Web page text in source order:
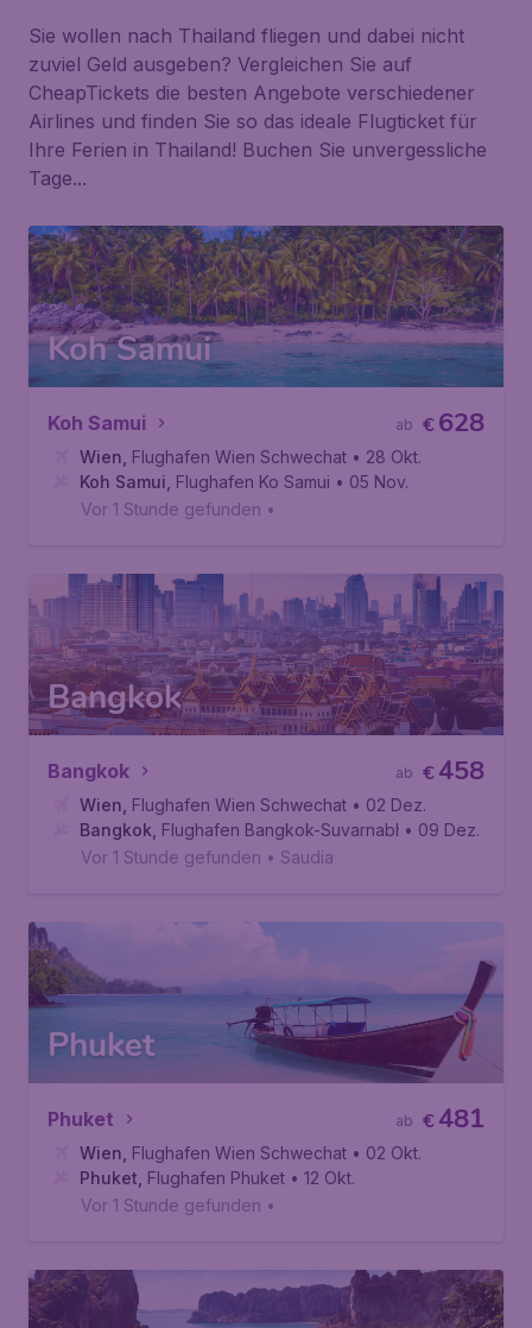
Sie wollen nach Thailand fliegen und dabei nicht
zuviel Geld ausgeben? Vergleichen Sie auf
CheapTickets die besten Angebote verschiedener
Airlines und finden Sie so das ideale Flugticket für
Ihre Ferien in Thailand! Buchen Sie unvergessliche
Tage...
Koh Samui
Koh Samui €628
ab
Wien Flughafen Wien Schwechat • 28 Okt.
Koh Samui Flughafen Ko Samui • 05 Nov.
Vor 1 Stunde gefunden •
Bangkok
Bangkok €458
ab
Wien Flughafen Wien Schwechat • 02 Dez.
Bangkok Flughafen Bangkok-Suvarnabhumi• 09 Dez.
Vor 1 Stunde gefunden • Saudia
Phuket
Phuket €481
ab
Wien Flughafen Wien Schwechat • 02 Okt.
Phuket Flughafen Phuket • 12 Okt.
Vor 1 Stunde gefunden •